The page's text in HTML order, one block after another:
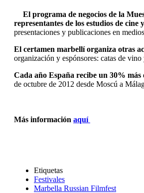
El programa de negocios de la
representantes de los estudios de
presentaciones y publicaciones en
El certamen marbellí organiza otras
organización y espónsores: catas de
Cada año España recibe un 30%
de octubre de 2012 desde Moscú a
Más información aquí
Etiquetas
Festivales
Marbella Russian Filmfest